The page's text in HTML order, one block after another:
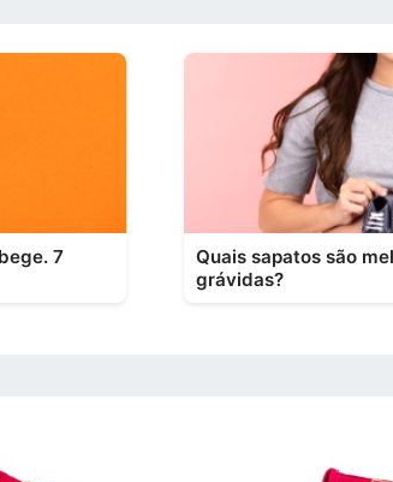
7
Quais sapatos são
grávidas?